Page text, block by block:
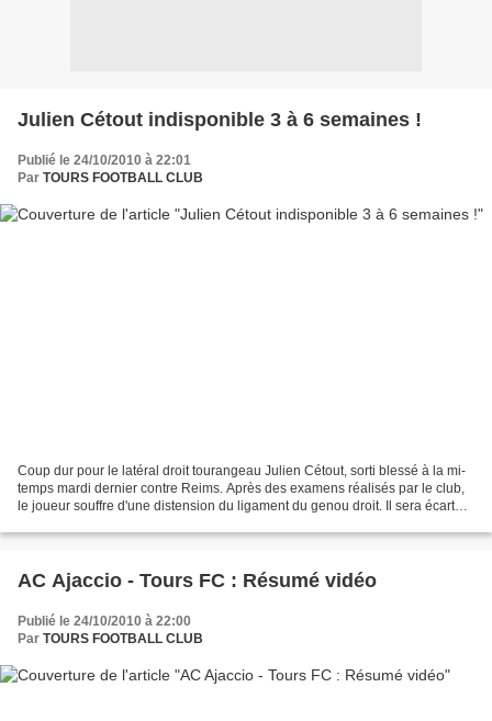
Julien Cétout indisponible 3 à 6 semaines !
Publié le 24/10/2010 à 22:01
Par TOURS FOOTBALL CLUB
Coup dur pour le latéral droit tourangeau Julien Cétout, sorti blessé à la mi-
temps mardi dernier contre Reims. Après des examens réalisés par le club,
le joueur souffre d'une distension du ligament du genou droit. Il sera écarté
AC Ajaccio - Tours FC : Résumé vidéo
Publié le 24/10/2010 à 22:00
Par TOURS FOOTBALL CLUB